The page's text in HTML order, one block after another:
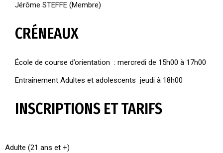
Jérôme STEFFE (Membre)
CRÉNEAUX
École de course d’orientation : mercredi de 15h00 à 17h00
Entraînement Adultes et adolescents jeudi à 18h00
INSCRIPTIONS ET TARIFS
Adulte (21 ans et +)